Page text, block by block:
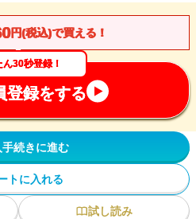
円(税込)で買える！
ん30秒登録！
登録をする
手続きに進む
トに入れる
試し読み